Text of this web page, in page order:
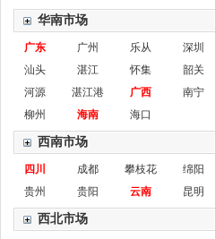
华南市场
广东 广州 乐从
深圳
汕头
湛江 怀集
韶关
河源
湛江港 广西
南宁
柳州
海南 海口
西南市场
四川 成都 攀枝花
绵阳
贵州
贵阳 云南 昆明
西北市场